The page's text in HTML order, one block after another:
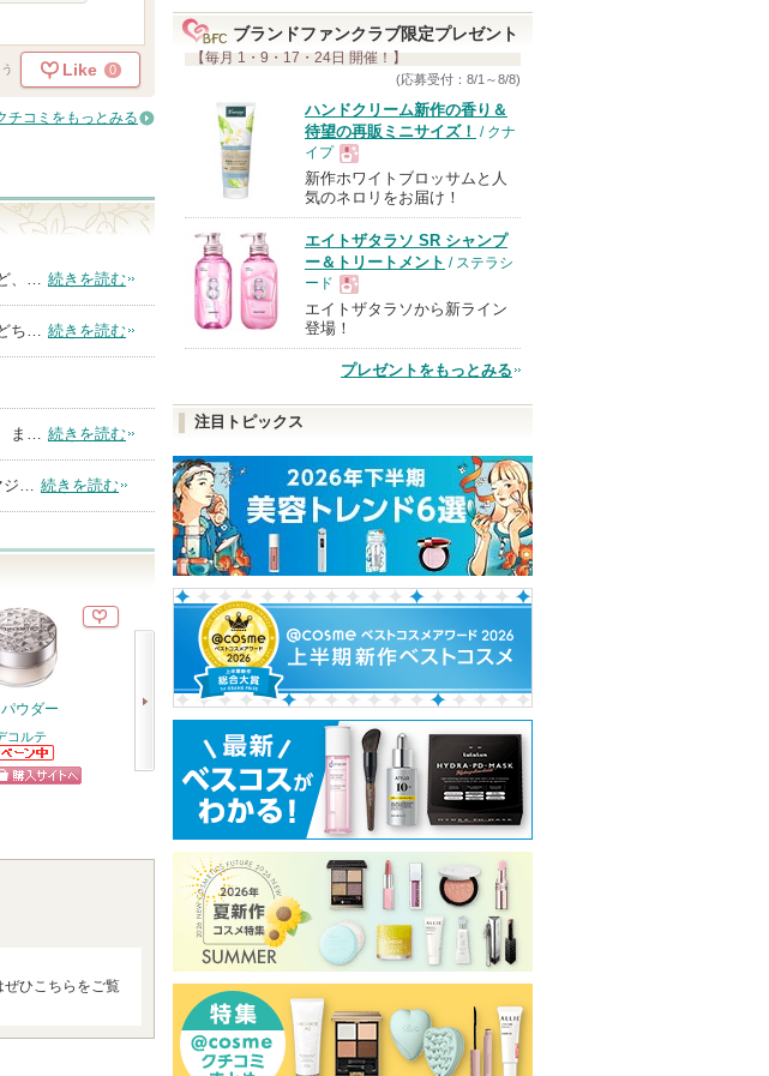
Like 0
チコミをもっとみる
、… 続きを読む
ち… 続きを読む
ま… 続きを読む
ジ… 続きを読む
ウダー
コルテ
コルテ
知らせ
スキンクリア クレンズ
フレシングシトラスの香
り
アテニアからの
お知らせがあり
ます
ショッピン
グサイトへ
スピーディーマスカラリ
ムーバー
ヒロインメイク
ショッピン
グサイトへ
5番 白玉グルタチオンC
ナンバーズイン(numbuzin)
ひこちらをご覧
ブランドファンクラブ限定プレゼント
【毎月 1・9・17・24日 開催！】
(応募受付：8/1～8/8)
ハンドクリーム新作の香り＆
待望の再販ミニサイズ！ / クナ
イプ
現
品
新作ホワイトブロッサムと人
気のネロリをお届け！
エイトザタラソ SR シャンプ
ー＆トリートメント / ステラシ
ード
現
品
エイトザタラソから新ライン
登場！
プレゼントをもっとみる
注目トピックス